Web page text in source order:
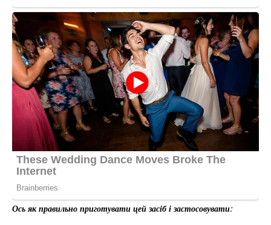
Ось як правильно приготувати цей засіб і застосовувати: